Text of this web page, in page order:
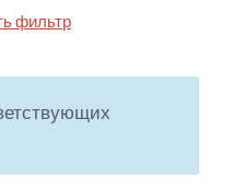
фильтр